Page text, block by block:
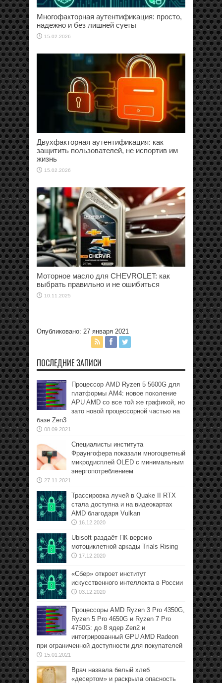
Многофакторная аутентификация: просто,
надежно и без лишней суеты
15.02.2026
Двухфакторная аутентификация: как
защитить пользователей, не испортив им
жизнь
15.02.2026
Моторное масло для CHEVROLET: как
выбрать правильно и не ошибиться
10.11.2025
Опубликовано: 27 января 2021
ПОСЛЕДНИЕ ЗАПИСИ
Процессор AMD Ryzen 5 5600G для
платформы АМ4: новое поколение
APU AMD со все той же графикой, но
зато новой процессорной частью на
базе Zen3
08.09.2021
Специалисты института
Фраунгофера показали многоцветный
микродисплей OLED с минимальным
энергопотреблением
27.11.2021
Трассировка лучей в Quake II RTX
стала доступна и на видеокартах
AMD благодаря Vulkan
16.12.2020
Ubisoft раздаёт ПК-версию
мотоциклетной аркады Trials Rising
17.12.2020
«Сбер» откроет институт
искусственного интеллекта в России
03.12.2020
Процессоры AMD Ryzen 3 Pro 4350G,
Ryzen 5 Pro 4650G и Ryzen 7 Pro
4750G: до 8 ядер Zen2 и
интегрированный GPU AMD Radeon
при ограниченной доступности для покупателей
15.01.2021
Врач назвала белый хлеб
«десертом» и раскрыла опасность